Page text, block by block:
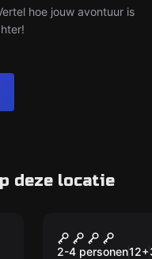
hoe jouw avontuur is
deze locatie
Nieuw
De
2-4 personen12+